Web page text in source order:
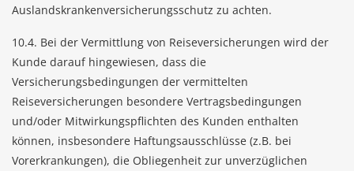
Auslandskrankenversicherungsschutz zu achten.
10.4. Bei der Vermittlung von Reiseversicherungen wird der
Kunde darauf hingewiesen, dass die
Versicherungsbedingungen der vermittelten
Reiseversicherungen besondere Vertragsbedingungen
und/oder Mitwirkungspflichten des Kunden enthalten
können, insbesondere Haftungsausschlüsse (z.B. bei
Vorerkrankungen), die Obliegenheit zur unverzüglichen